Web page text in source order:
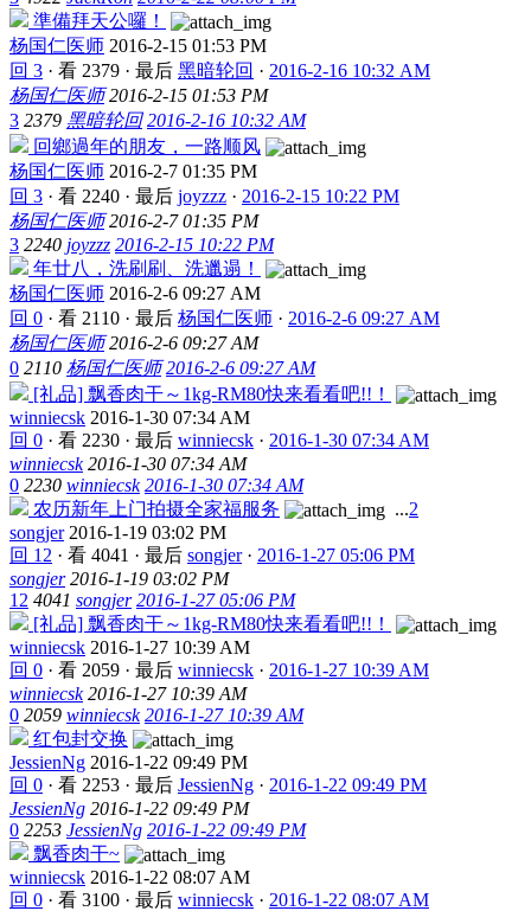
準備拜天公囉！
杨国仁医师 2016-2-15 01:53 PM
回 3 · 看 2379 · 最后 黑暗轮回 · 2016-2-16 10:32 AM
杨国仁医师 2016-2-15 01:53 PM
3 2379 黑暗轮回 2016-2-16 10:32 AM
回鄉過年的朋友，一路顺风
杨国仁医师 2016-2-7 01:35 PM
回 3 · 看 2240 · 最后 joyzzz · 2016-2-15 10:22 PM
杨国仁医师 2016-2-7 01:35 PM
3 2240 joyzzz 2016-2-15 10:22 PM
年廿八，洗刷刷、洗邋遢！
杨国仁医师 2016-2-6 09:27 AM
回 0 · 看 2110 · 最后 杨国仁医师 · 2016-2-6 09:27 AM
杨国仁医师 2016-2-6 09:27 AM
0 2110 杨国仁医师 2016-2-6 09:27 AM
[礼品] 飘香肉干～1kg-RM80快来看看吧!!！
winniecsk 2016-1-30 07:34 AM
回 0 · 看 2230 · 最后 winniecsk · 2016-1-30 07:34 AM
winniecsk 2016-1-30 07:34 AM
0 2230 winniecsk 2016-1-30 07:34 AM
农历新年上门拍摄全家福服务
...2
songjer 2016-1-19 03:02 PM
回 12 · 看 4041 · 最后 songjer· 2016-1-27 05:06 PM
songjer 2016-1-19 03:02 PM
12 4041 songjer 2016-1-27 05:06 PM
[礼品] 飘香肉干～1kg-RM80快来看看吧!!！
winniecsk 2016-1-27 10:39 AM
回 0 · 看 2059 · 最后 winniecsk · 2016-1-27 10:39 AM
winniecsk 2016-1-27 10:39 AM
0 2059 winniecsk 2016-1-27 10:39 AM
红包封交换
JessienNg 2016-1-22 09:49 PM
回 0 · 看 2253 · 最后 JessienNg · 2016-1-22 09:49 PM
JessienNg 2016-1-22 09:49 PM
0 2253 JessienNg 2016-1-22 09:49 PM
飘香肉干~
winniecsk 2016-1-22 08:07 AM
回 0 · 看 3100 · 最后 winniecsk · 2016-1-22 08:07 AM